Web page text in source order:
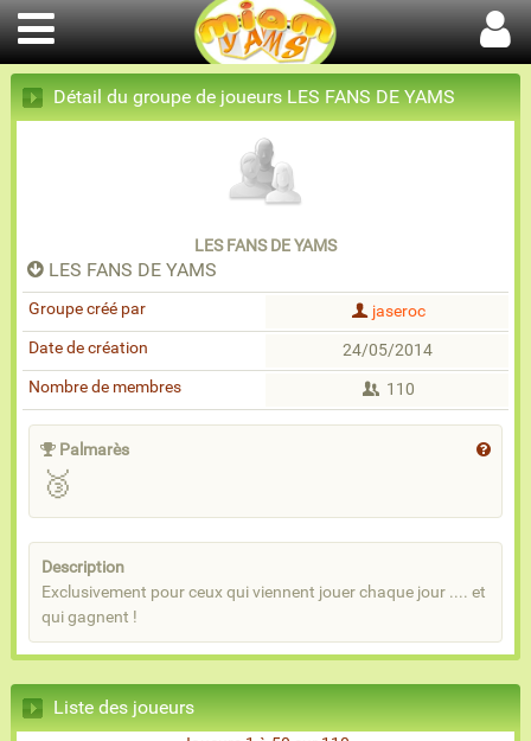
Détail du groupe de joueurs LES FANS DE YAMS
LES FANS DE YAMS
LES FANS DE YAMS
Groupe créé par
jaseroc
Date de création
24/05/2014
Nombre de membres
110
Palmarès
🥉
Description
Exclusivement pour ceux qui viennent jouer chaque jour .... et
qui gagnent !
Liste des joueurs